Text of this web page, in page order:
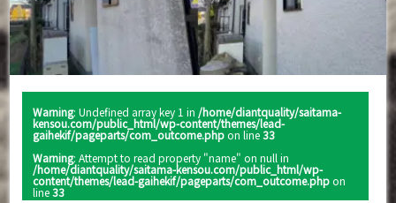
Warning : Undefined array key 1 in /home/diantquality/saitama-
kensou.com/public_html/wp-content/themes/lead-
gaihekif/pageparts/com_outcome.phpon line33
Warning : Attempt to read property "name" on null in
/home/diantquality/saitama-kensou.com/public_html/wp-
content/themes/lead-gaihekif/pageparts/com_outcome.phpon
line33